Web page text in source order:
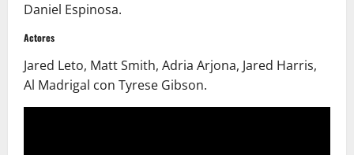
Daniel Espinosa.
Actores
Jared Leto, Matt Smith, Adria Arjona, Jared Harris,
Al Madrigal con Tyrese Gibson.